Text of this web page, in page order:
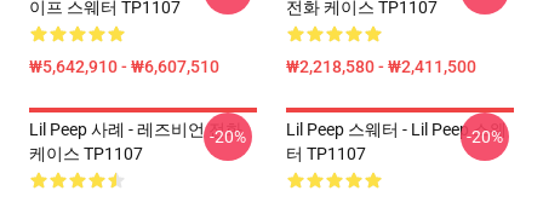
이프 스웨터 TP1107
₩5,642,910 - ₩6,607,510
전화 케이스 TP1107
₩2,218,580 - ₩2,411,500
Lil Peep 사례 - 레즈비언 전화
케이스 TP1107
-20%
Lil Peep 스웨터 - Lil Peep 스웨
터 TP1107
-20%